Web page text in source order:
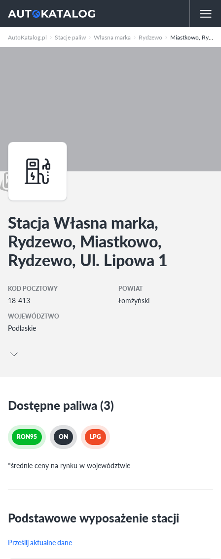
AutoKatalog.pl Stacje paliw Własna marka Rydzewo Miastkowo, Rydzewo, Ul. Lipowa 1
Stacja Własna marka,
Rydzewo, Miastkowo,
Rydzewo, Ul. Lipowa 1
KOD POCZTOWY
18-413
POWIAT
Łomżyński
WOJEWÓDZTWO
Podlaskie
Dostępne paliwa (3)
RON95 ON LPG
*średnie ceny na rynku w województwie
Podstawowe wyposażenie stacji
Prześlij aktualne dane